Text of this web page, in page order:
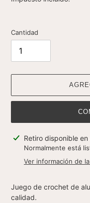
Cantidad
Agregando
producto
carrito
Retiro disponible en
Normalmente está
Ver información de
Juego de crochet de
calidad.